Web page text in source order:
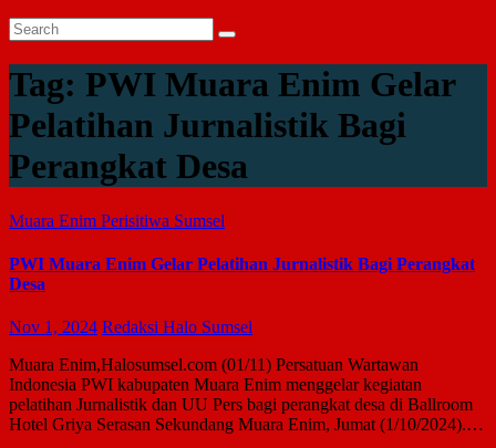
Tag: PWI Muara Enim Gelar
Pelatihan Jurnalistik Bagi
Perangkat Desa
Muara Enim Perisitiwa Sumsel
PWI Muara Enim Gelar Pelatihan Jurnalistik Bagi Perangkat
Desa
Nov 1, 2024 Redaksi Halo Sumsel
Muara Enim,Halosumsel.com (01/11) Persatuan Wartawan
Indonesia PWI kabupaten Muara Enim menggelar kegiatan
pelatihan Jurnalistik dan UU Pers bagi perangkat desa di Ballroom
Hotel Griya Serasan Sekundang Muara Enim, Jumat (1/10/2024).…